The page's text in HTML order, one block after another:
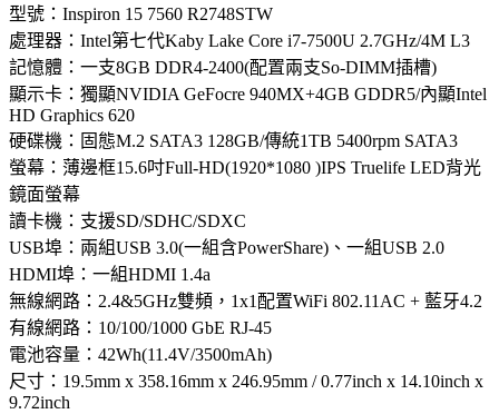
型號：Inspiron 15 7560 R2748STW
處理器：Intel第七代Kaby Lake Core i7-7500U 2.7GHz/4M L3
記憶體：一支8GB DDR4-2400(配置兩支So-DIMM插槽)
顯示卡：獨顯NVIDIA GeFocre 940MX+4GB GDDR5/內顯Intel
HD Graphics 620
硬碟機：固態M.2 SATA3 128GB/傳統1TB 5400rpm SATA3
螢幕：薄邊框15.6吋Full-HD(1920*1080 )IPS Truelife LED背光
鏡面螢幕
讀卡機：支援SD/SDHC/SDXC
USB埠：兩組USB 3.0(一組含PowerShare)、一組USB 2.0
HDMI埠：一組HDMI 1.4a
無線網路：2.4&5GHz雙頻，1x1配置WiFi 802.11AC + 藍牙4.2
有線網路：10/100/1000 GbE RJ-45
電池容量：42Wh(11.4V/3500mAh)
尺寸：19.5mm x 358.16mm x 246.95mm / 0.77inch x 14.10inch x
9.72inch